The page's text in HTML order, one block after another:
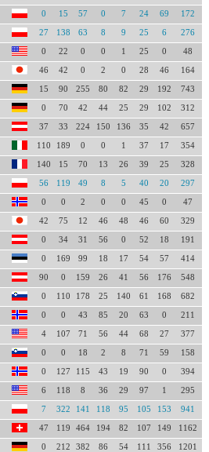
0 15 57 0 7 24 69 172
27 138 63 8 9 25 6 276
0 22 0 0 1 25 0 48
46 42 0 2 0 28 46 164
15 90 255 80 82 29 192 743
0 70 42 44 25 29 102 312
37 33 224 150 136 35 42 657
110 189 0 0 1 37 17 354
140 15 70 13 26 39 25 328
56 119 49 8 5 40 20 297
0 0 2 0 0 45 0 47
42 75 12 46 48 46 60 329
0 34 31 56 0 52 18 191
0 169 99 18 17 54 57 414
90 0 159 26 41 56 176 548
0 110 178 25 140 61 168 682
0 0 43 85 20 63 0 211
4 107 71 56 44 68 27 377
0 0 18 2 8 71 59 158
0 127 115 43 19 90 0 394
6 118 8 36 29 97 1 295
7 322 141 118 95 105 153 941
47 119 464 194 82 107 149 1162
0 212 382 86 54 111 356 1201